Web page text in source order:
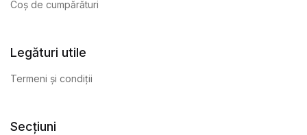
Coș de cumpărături
Legături utile
Termeni și condiții
Secțiuni